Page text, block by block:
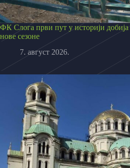
ФК Слога први пут у историји
нове сезоне
7. август 2026.